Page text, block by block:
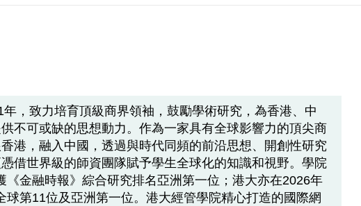
，致力培育頂級商界領袖，鼓勵學術研究，為香港、中
不可或缺的思想動力。作為一家具有全球影響力的頂尖商
港，融入中國，透過與時代同頻的前沿思想、開創性研究
借世界級的師資團隊賦予學生全球化的知識和視野。學院
《金融時報》綜合研究排名亞洲第一位；港大亦在2026年
球第11位及亞洲第一位。港大經管學院精心打造的國際網